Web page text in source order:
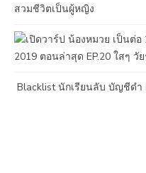
สวมชีวิตเป็นผู้หญิง
2019 ตอนล่าสุด EP.20 ใสๆ วั
Blacklist นักเรียนลับ บัญชีดำ